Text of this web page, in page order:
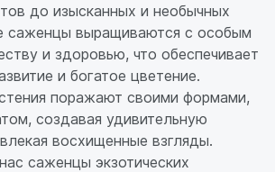
до изысканных и необычных
саженцы выращиваются с особым
и здоровью, что обеспечивает
и богатое цветение.
поражают своими формами,
создавая удивительную
восхищенные взгляды.
саженцы экзотических